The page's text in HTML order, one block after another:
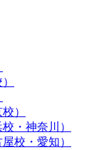
）
・神奈川）
校・愛知）